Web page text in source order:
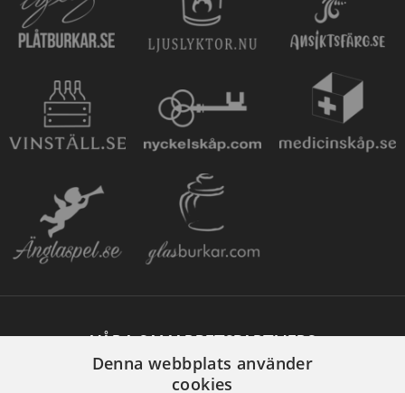
VÅRA SAMARBETSPARTNERS
Denna webbplats använder
cookies